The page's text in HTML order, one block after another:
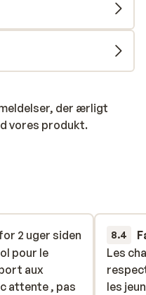
der ærligt
vores produkt.
2 uger siden
pour le
aux
attente , pas
pour le
aux
attente , pas
8.4
Les
les
Les
les